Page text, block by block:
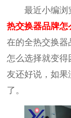
最近小编浏
热交换器品牌怎
在的全热交换器
怎么选择就变得
友还好说，如
了。